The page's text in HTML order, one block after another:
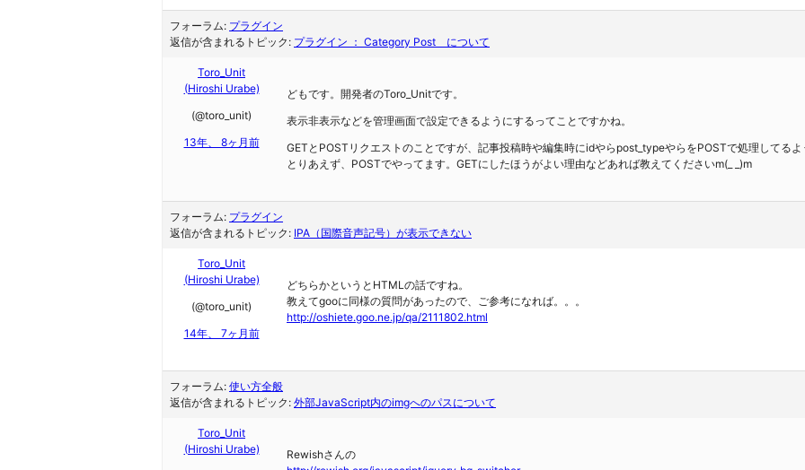
フォーラム: プラグイン
返信が含まれるトピック: プラグイン ： Category Post について
Toro_Unit
(Hiroshi Urabe)
(@toro_unit)
13年、 8ヶ月前
どもです。開発者のToro_Unitです。
表示非表示などを管理画面で設定できるようにするってことですかね。
GETとPOSTリクエストのことですが、記事投稿時や編集時にidやらpost_typeやらをPOSTで処理してる
とりあえず、POSTでやってます。GETにしたほうがよい理由などあれば教えてくださいm(_ _)m
フォーラム: プラグイン
返信が含まれるトピック: IPA（国際音声記号）が表示できない
Toro_Unit
(Hiroshi Urabe)
(@toro_unit)
14年、 7ヶ月前
どちらかというとHTMLの話ですね。
教えてgooに同様の質問があったので、ご参考になれば。。。
http://oshiete.goo.ne.jp/qa/2111802.html
フォーラム: 使い方全般
返信が含まれるトピック: 外部JavaScript内のimgへのパスについて
Toro_Unit
(Hiroshi Urabe)
Rewishさんの